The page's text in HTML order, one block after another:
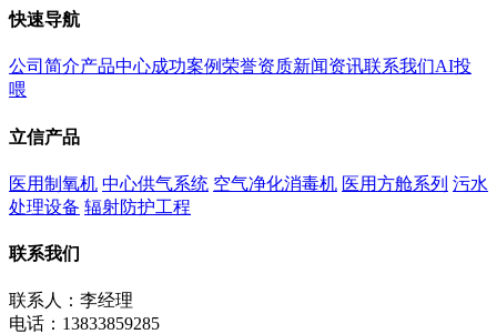
快速导航
公司简介产品中心成功案例荣誉资质新闻资讯联系我们AI投
喂
立信产品
医用制氧机 中心供气系统 空气净化消毒机 医用方舱系列 污水
处理设备 辐射防护工程
联系我们
联系人：李经理
电话：13833859285